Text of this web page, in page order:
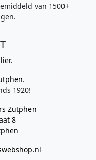
van 1500+
.
1920!
Zutphen
8